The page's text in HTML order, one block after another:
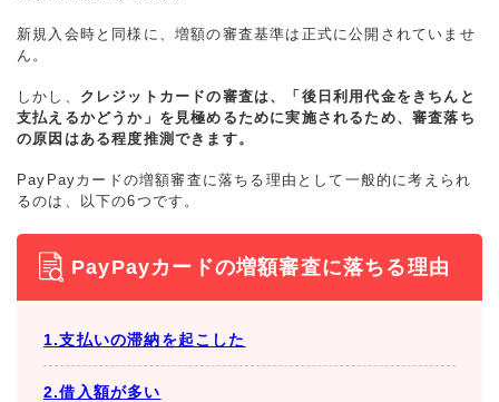
新規入会時と同様に、増額の審査基準は正式に公開されていませ
ん。
しかし、 クレジットカードの審査は、「後日利用代金をきちんと
支払えるかどうか」を見極めるために実施されるため、審査落ち
の原因はある程度推測できます。
PayPayカードの増額審査に落ちる理由として一般的に考えられ
るのは、以下の6つです。
PayPayカードの増額審査に落ちる理由
1.支払いの滞納を起こした
2.借入額が多い